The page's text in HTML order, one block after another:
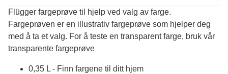
Flügger fargeprøve til hjelp ved valg av farge.
Fargeprøven er en illustrativ fargeprøve som hjelper deg
med å ta et valg. For å teste en transparent farge, bruk vår
transparente fargeprøve
0,35 L - Finn fargene til ditt hjem